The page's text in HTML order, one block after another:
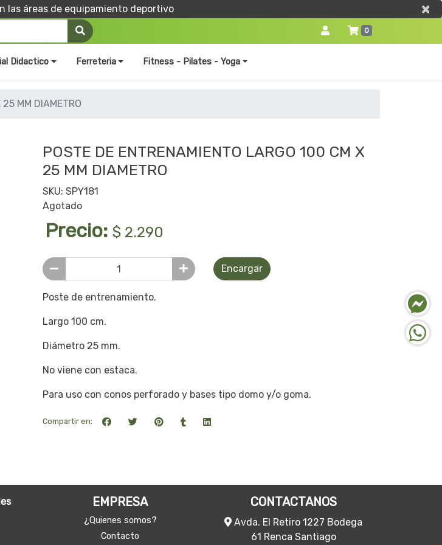
las áreas de equipamiento deportivo ×
×
0
Didactico Ferreteria Fitness - Pilates - Yoga
MM DIAMETRO
POSTE DE ENTRENAMIENTO LARGO 100 CM X
25 MM DIAMETRO
SKU: SPY181
Agotado
Precio: $ 2.290
Encargar
Poste de entrenamiento.
Largo 100 cm.
Diámetro 25 mm.
No viene con estaca.
Para uso con conos perforado y bases tipo domo y/o goma.
Compartir en:
EMPRESA
¿Quienes somos?
Contacto
CONTACTANOS
Avda. El Retiro 1227 Bodega
61 Renca Santiago